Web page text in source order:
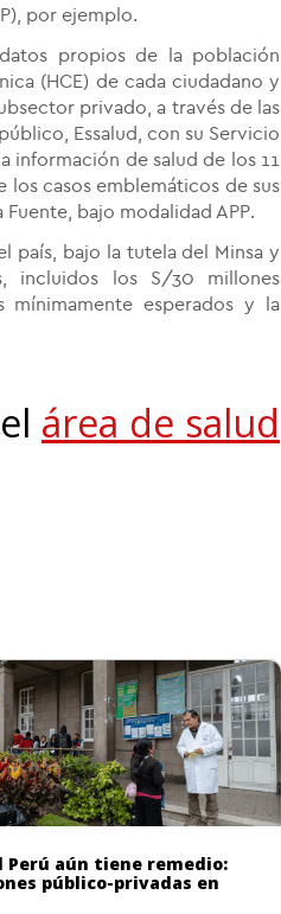
por ejemplo.
propios de la población
(HCE) de cada ciudadano y
privado, a través de las
Essalud, con su Servicio
información de salud de los 11
los casos emblemáticos de sus
bajo modalidad APP.
país, bajo la tutela del Minsa y
incluidos los S/30 millones
esperados y la
área de salud
Perú aún tiene remedio:
público-privadas en